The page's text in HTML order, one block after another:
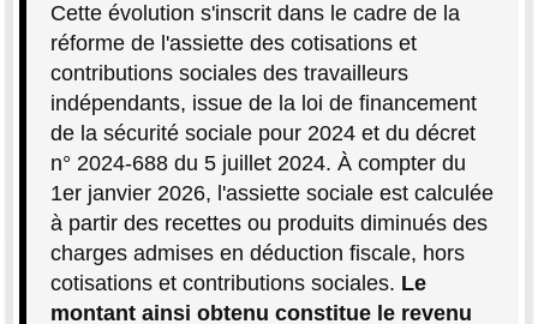
Cette évolution s'inscrit dans le cadre de la
réforme de l'assiette des cotisations et
contributions sociales des travailleurs
indépendants, issue de la loi de financement
de la sécurité sociale pour 2024 et du décret
n° 2024-688 du 5 juillet 2024. À compter du
1er janvier 2026, l'assiette sociale est calculée
à partir des recettes ou produits diminués des
charges admises en déduction fiscale, hors
cotisations et contributions sociales. Le
montant ainsi obtenu constitue le revenu